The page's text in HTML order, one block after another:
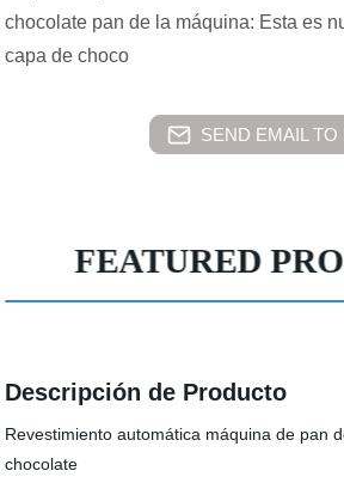
chocolate pan de la máquina: Esta es
capa de choco
SEND EMAIL TO
FEATURED
Descripción de Producto
Revestimiento automática máquina de pan
chocolate